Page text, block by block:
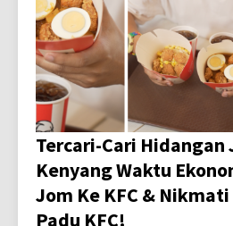
Tercari-Cari Hidangan
Kenyang Waktu
Jom Ke KFC &
Padu KFC!